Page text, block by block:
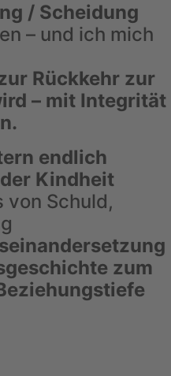
/ Scheidung
– und ich mich
Rückkehr zur
– mit Integrität
endlich
Kindheit
von Schuld,
zum